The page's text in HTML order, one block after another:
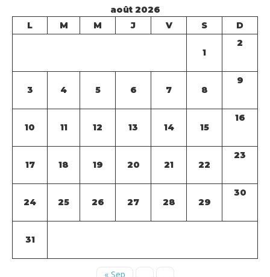
août 2026
L
M M J V S D
1
2
3 4 5 6 7 8
9
10 11 12 13 14 15
16
17 18 19 20 21 22
23
24 25 26 27 28 29
30
31
« Sep